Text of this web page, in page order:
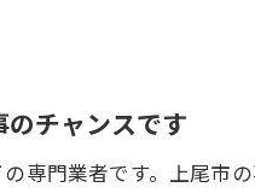
のチャンスです
専門業者です。上尾市